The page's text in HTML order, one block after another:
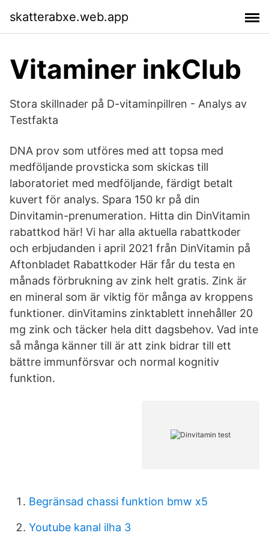
skatterabxe.web.app
Vitaminer inkClub
Stora skillnader på D-vitaminpillren - Analys av
Testfakta
DNA prov som utföres med att topsa med
medföljande provsticka som skickas till
laboratoriet med medföljande, färdigt betalt
kuvert för analys. Spara 150 kr på din
Dinvitamin-prenumeration. Hitta din DinVitamin
rabattkod här! Vi har alla aktuella rabattkoder
och erbjudanden i april 2021 från DinVitamin på
Aftonbladet Rabattkoder Här får du testa en
månads förbrukning av zink helt gratis. Zink är
en mineral som är viktig för många av kroppens
funktioner. dinVitamins zinktablett innehåller 20
mg zink och täcker hela ditt dagsbehov. Vad inte
så många känner till är att zink bidrar till ett
bättre immunförsvar och normal kognitiv
funktion.
Begränsad chassi funktion bmw x5
Youtube kanal ilha 3